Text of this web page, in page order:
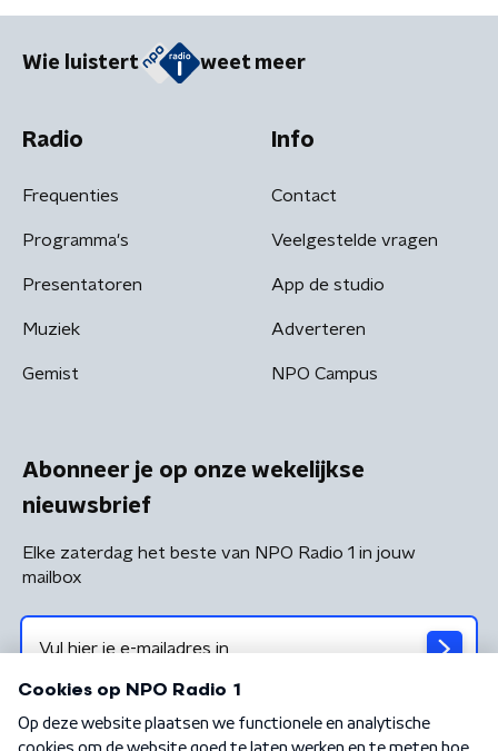
Wie luistert weet meer
Radio
Frequenties
Programma's
Presentatoren
Muziek
Gemist
Info
Contact
Veelgestelde vragen
App de studio
Adverteren
NPO Campus
Abonneer je op onze wekelijkse
nieuwsbrief
Elke zaterdag het beste van NPO Radio 1 in jouw
mailbox